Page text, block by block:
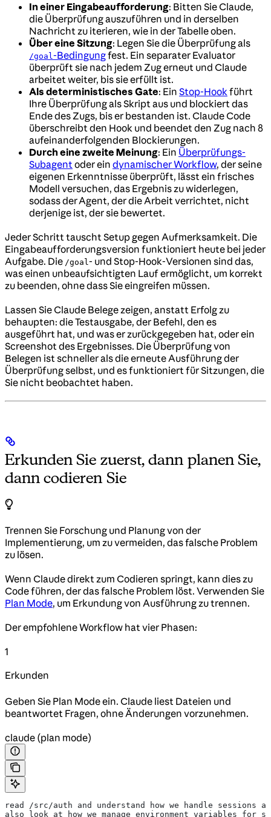
In einer Eingabeaufforderung: Bitten Sie Claude,
die Überprüfung auszuführen und in derselben
Nachricht zu iterieren, wie in der Tabelle oben.
Über eine Sitzung: Legen Sie die Überprüfung als
/goal-Bedingungfest. Ein separater Evaluator
überprüft sie nach jedem Zug erneut und Claude
arbeitet weiter, bis sie erfüllt ist.
Als deterministisches Gate: Ein Stop-Hookführt
Ihre Überprüfung als Skript aus und blockiert das
Ende des Zugs, bis er bestanden ist. Claude Code
überschreibt den Hook und beendet den Zug nach 8
aufeinanderfolgenden Blockierungen.
Durch eine zweite Meinung: Ein Überprüfungs-
Subagentoder ein dynamischer Workflow, der seine
eigenen Erkenntnisse überprüft, lässt ein frisches
Modell versuchen, das Ergebnis zu widerlegen,
sodass der Agent, der die Arbeit verrichtet, nicht
derjenige ist, der sie bewertet.
Jeder Schritt tauscht Setup gegen Aufmerksamkeit. Die
Eingabeaufforderungsversion funktioniert heute bei jeder
Aufgabe. Die /goal- und Stop-Hook-Versionen sind das,
was einen unbeaufsichtigten Lauf ermöglicht, um korrekt
zu beenden, ohne dass Sie eingreifen müssen.
Lassen Sie Claude Belege zeigen, anstatt Erfolg zu
behaupten: die Testausgabe, der Befehl, den es
ausgeführt hat, und was er zurückgegeben hat, oder ein
Screenshot des Ergebnisses. Die Überprüfung von
Belegen ist schneller als die erneute Ausführung der
Überprüfung selbst, und es funktioniert für Sitzungen, die
Sie nicht beobachtet haben.
Erkunden Sie zuerst, dann planen Sie,
dann codieren Sie
Trennen Sie Forschung und Planung von der
Implementierung, um zu vermeiden, das falsche Problem
zu lösen.
Wenn Claude direkt zum Codieren springt, kann dies zu
Code führen, der das falsche Problem löst. Verwenden Sie
Plan Mode, um Erkundung von Ausführung zu trennen.
Der empfohlene Workflow hat vier Phasen:
1
Erkunden
Geben Sie Plan Mode ein. Claude liest Dateien und
beantwortet Fragen, ohne Änderungen vorzunehmen.
claude (plan mode)
read /src/auth and understand how we handle sessions
also look at how we manage environment variables for